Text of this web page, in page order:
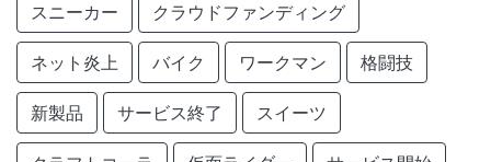
スニーカー クラウドファンディング
ネット炎上 バイク ワークマン 格闘技
新製品 サービス終了 スイーツ